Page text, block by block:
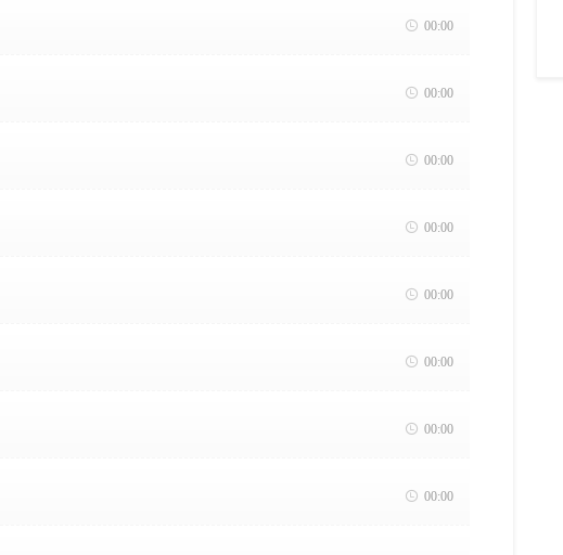
 00:00
 00:00
 00:00
 00:00
 00:00
 00:00
 00:00
 00:00